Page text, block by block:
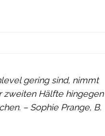
gering sind, nimmt
zweiten Hälfte hingegen
– Sophie Prange, B.